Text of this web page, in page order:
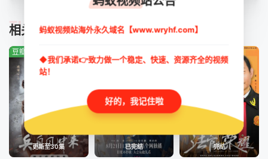
相关推荐
TUIJIAN
更新至30集
豆瓣:0.0分
已完结 完结
蚂蚁视频站海外永久域名【www.wryhf.com】
◆我们承诺👉致力做一个稳定、快速、资源齐全的视频
站！
好的，我记住啦